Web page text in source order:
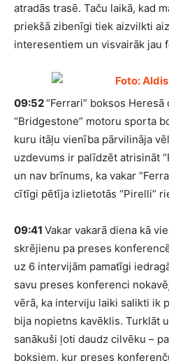
atradās trasē. Taču laikā, kad
priekšā zibenīgi tiek aizvilkti
interesentiem un visvairāk jau
09:52“Ferrari” boksos
“Bridgestone” motoru sporta
kuru itāļu vienība pārvilināja
uzdevums ir palīdzēt atrisināt
un nav brīnums, ka vakar
cītīgi pētīja izlietotās “Pirelli”
09:41 Vakar vakarā diena kā
skrējienu pa preses
uz 6 intervijām pamatīgi
savu preses konferenci
vērā, ka interviju laiki salikti ik
bija nopietns kavēklis. Turklāt
sanākuši ļoti daudz cilvēku –
boksiem, kur preses